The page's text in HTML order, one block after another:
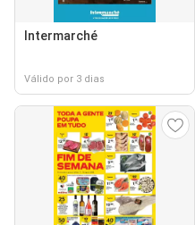
Intermarché
Válido por 3 dias